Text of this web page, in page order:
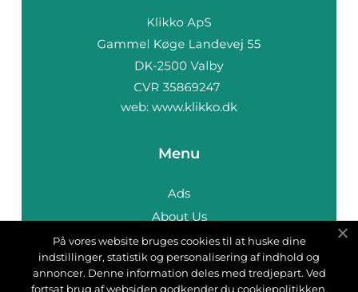
web: www.klikko.dk
Menu
Ads
About Us
Cookies
Contact
Sitemap
På vores website bruges cookies til at huske dine
indstillinger, statistik og personalisering af indhold og
annoncer. Denne information deles med tredjepart. Ved
fortsat brug af websiden godkender du cookiepolitikken.